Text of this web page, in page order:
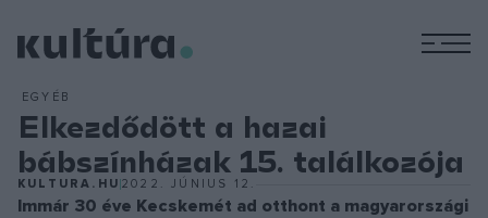
EGYÉB
Elkezdődött a hazai
bábszínházak 15. találkozója
KULTURA.HU 2022. JÚNIUS 12.
Immár 30 éve Kecskemét ad otthont a magyarországi